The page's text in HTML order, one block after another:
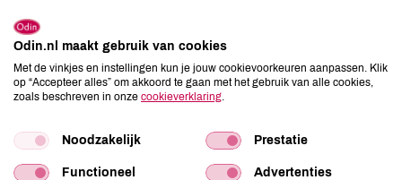
Aardnoten
Ei
niet aanwezig
Gluten
niet aanwezig
Lactose
niet aanwezig
Mosterd
niet aanwezig
Noten
niet aanwezig
Odin.nl maakt gebruik van cookies
Met de vinkjes en instellingen kun je jouw cookievoorkeuren aanpassen. Klik
op “Accepteer alles” om akkoord te gaan met het gebruik van alle cookies,
zoals beschreven in onze cookieverklaring
Noodzakelijk Prestatie
Functioneel Advertenties